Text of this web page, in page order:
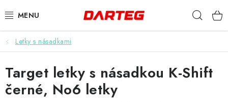
na
ŠIPKY
TERČE
DOPLŇKY K TERČI
Letky s násadkami
Target letky s násadkou K-Shift
černé, No6 letky